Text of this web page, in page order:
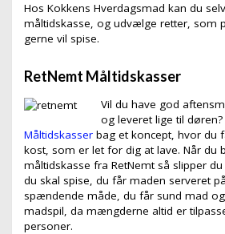
Hos Kokkens Hverdagsmad kan du
måltidskasse, og udvælge retter, som
gerne vil spise.
RetNemt Måltidskasser
Vil du have god
og leveret lige til døren?
Måltidskasser bag et koncept, hvor du
kost, som er let for dig at lave. Når du
måltidskasse fra RetNemt så slipper
du skal spise, du får maden serveret
spændende måde, du får sund mad
madspil, da mængderne altid er
personer.